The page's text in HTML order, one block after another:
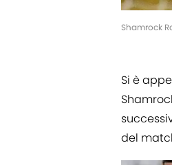
Shamrock
Si è
del